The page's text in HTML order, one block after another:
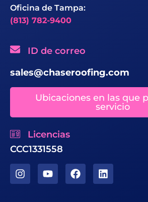
Oficina de Tampa:
(813) 782-9400
ID de correo
sales@chaseroofing.com
Ubicaciones en las que
servicio
Licencias
CCC1331558